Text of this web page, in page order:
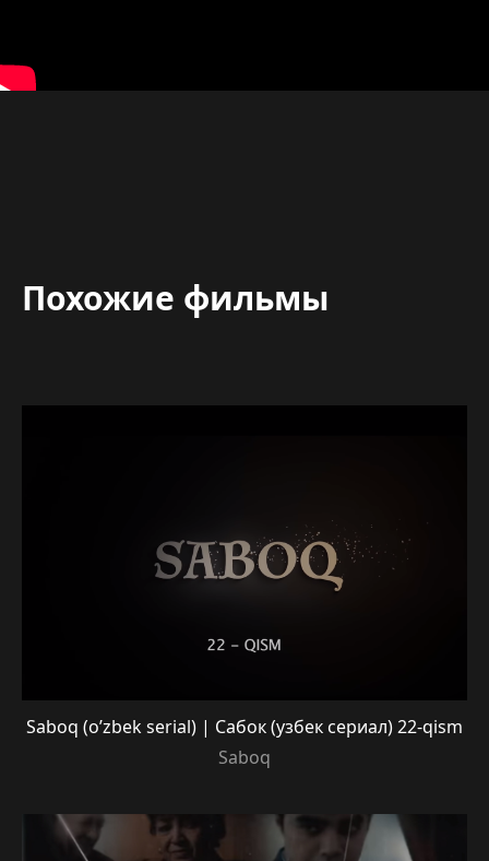
Похожие фильмы
Saboq (o’zbek serial) | Сабок (узбек сериал) 22-qism
Saboq